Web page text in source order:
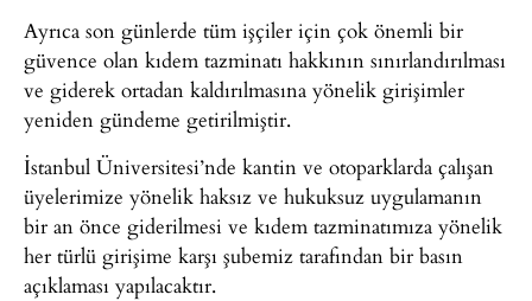
Ayrıca son günlerde tüm işçiler için çok önemli bir
güvence olan kıdem tazminatı hakkının sınırlandırılması
ve giderek ortadan kaldırılmasına yönelik girişimler
yeniden gündeme getirilmiştir.
İstanbul Üniversitesi’nde kantin ve otoparklarda çalışan
üyelerimize yönelik haksız ve hukuksuz uygulamanın
bir an önce giderilmesi ve kıdem tazminatımıza yönelik
her türlü girişime karşı şubemiz tarafından bir basın
açıklaması yapılacaktır.